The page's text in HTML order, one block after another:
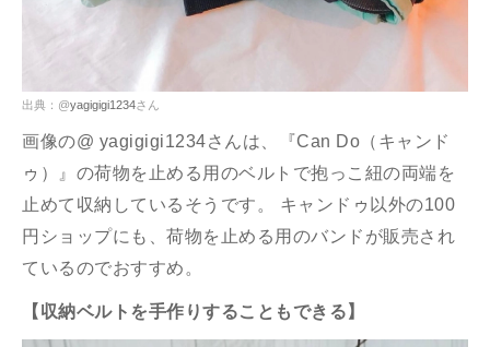
出典：@yagigigi1234さん
画像の@ yagigigi1234さんは、『Can Do（キャンド
ゥ）』の荷物を止める用のベルトで抱っこ紐の両端を
止めて収納しているそうです。 キャンドゥ以外の100
円ショップにも、荷物を止める用のバンドが販売され
ているのでおすすめ。
【収納ベルトを手作りすることもできる】